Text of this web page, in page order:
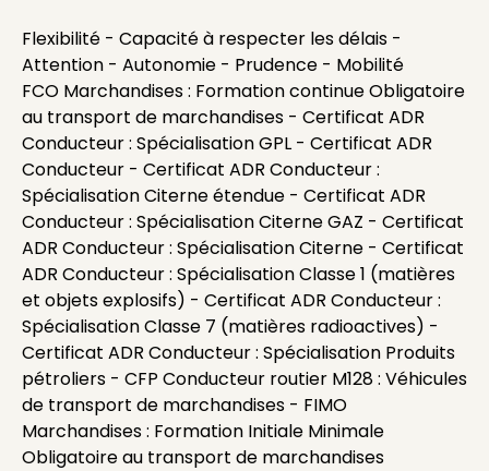
Flexibilité - Capacité à respecter les délais -
Attention - Autonomie - Prudence - Mobilité
FCO Marchandises : Formation continue Obligatoire
au transport de marchandises - Certificat ADR
Conducteur : Spécialisation GPL - Certificat ADR
Conducteur - Certificat ADR Conducteur :
Spécialisation Citerne étendue - Certificat ADR
Conducteur : Spécialisation Citerne GAZ - Certificat
ADR Conducteur : Spécialisation Citerne - Certificat
ADR Conducteur : Spécialisation Classe 1 (matières
et objets explosifs) - Certificat ADR Conducteur :
Spécialisation Classe 7 (matières radioactives) -
Certificat ADR Conducteur : Spécialisation Produits
pétroliers - CFP Conducteur routier M128 : Véhicules
de transport de marchandises - FIMO
Marchandises : Formation Initiale Minimale
Obligatoire au transport de marchandises